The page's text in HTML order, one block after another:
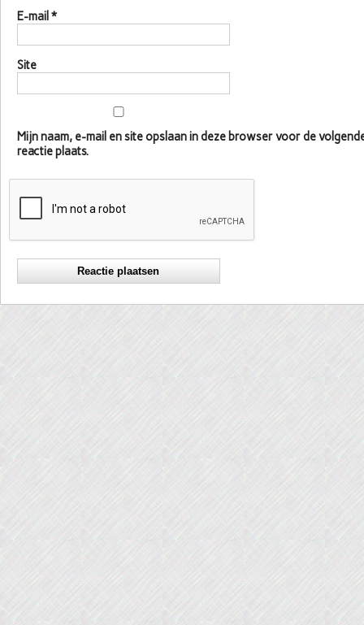
E-mail *
Site
Mijn naam, e-mail en site opslaan in deze browser voor de
reactie plaats.